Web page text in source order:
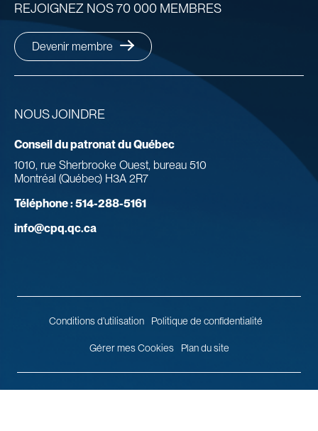
NOUS JOINDRE
Conseil du patronat du Québec
1010, rue Sherbrooke Ouest, bureau 510
Montréal (Québec) H3A 2R7
Téléphone :514-288-5161
info@cpq.qc.ca
REJOIGNEZ NOS 70 000 MEMBRES
Devenir membre
Conditions d’utilisation Politique de confidentialité
Gérer mes Cookies Plan du site